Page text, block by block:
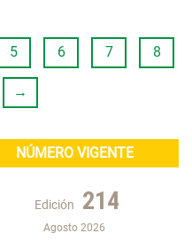
5 6 7 8
→
NÚMERO VIGENTE
Edición 214
Agosto 2026